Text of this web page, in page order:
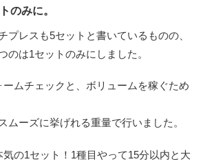
のみに。
プレスも5セットと書いているものの、
のは1セットのみにしました。
ムチェックと、ボリュームを稼ぐため
ムーズに挙げれる重量で行いました。
の1セット！1種目やって15分以内と大